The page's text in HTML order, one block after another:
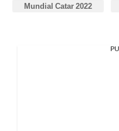
Mundial Catar 2022